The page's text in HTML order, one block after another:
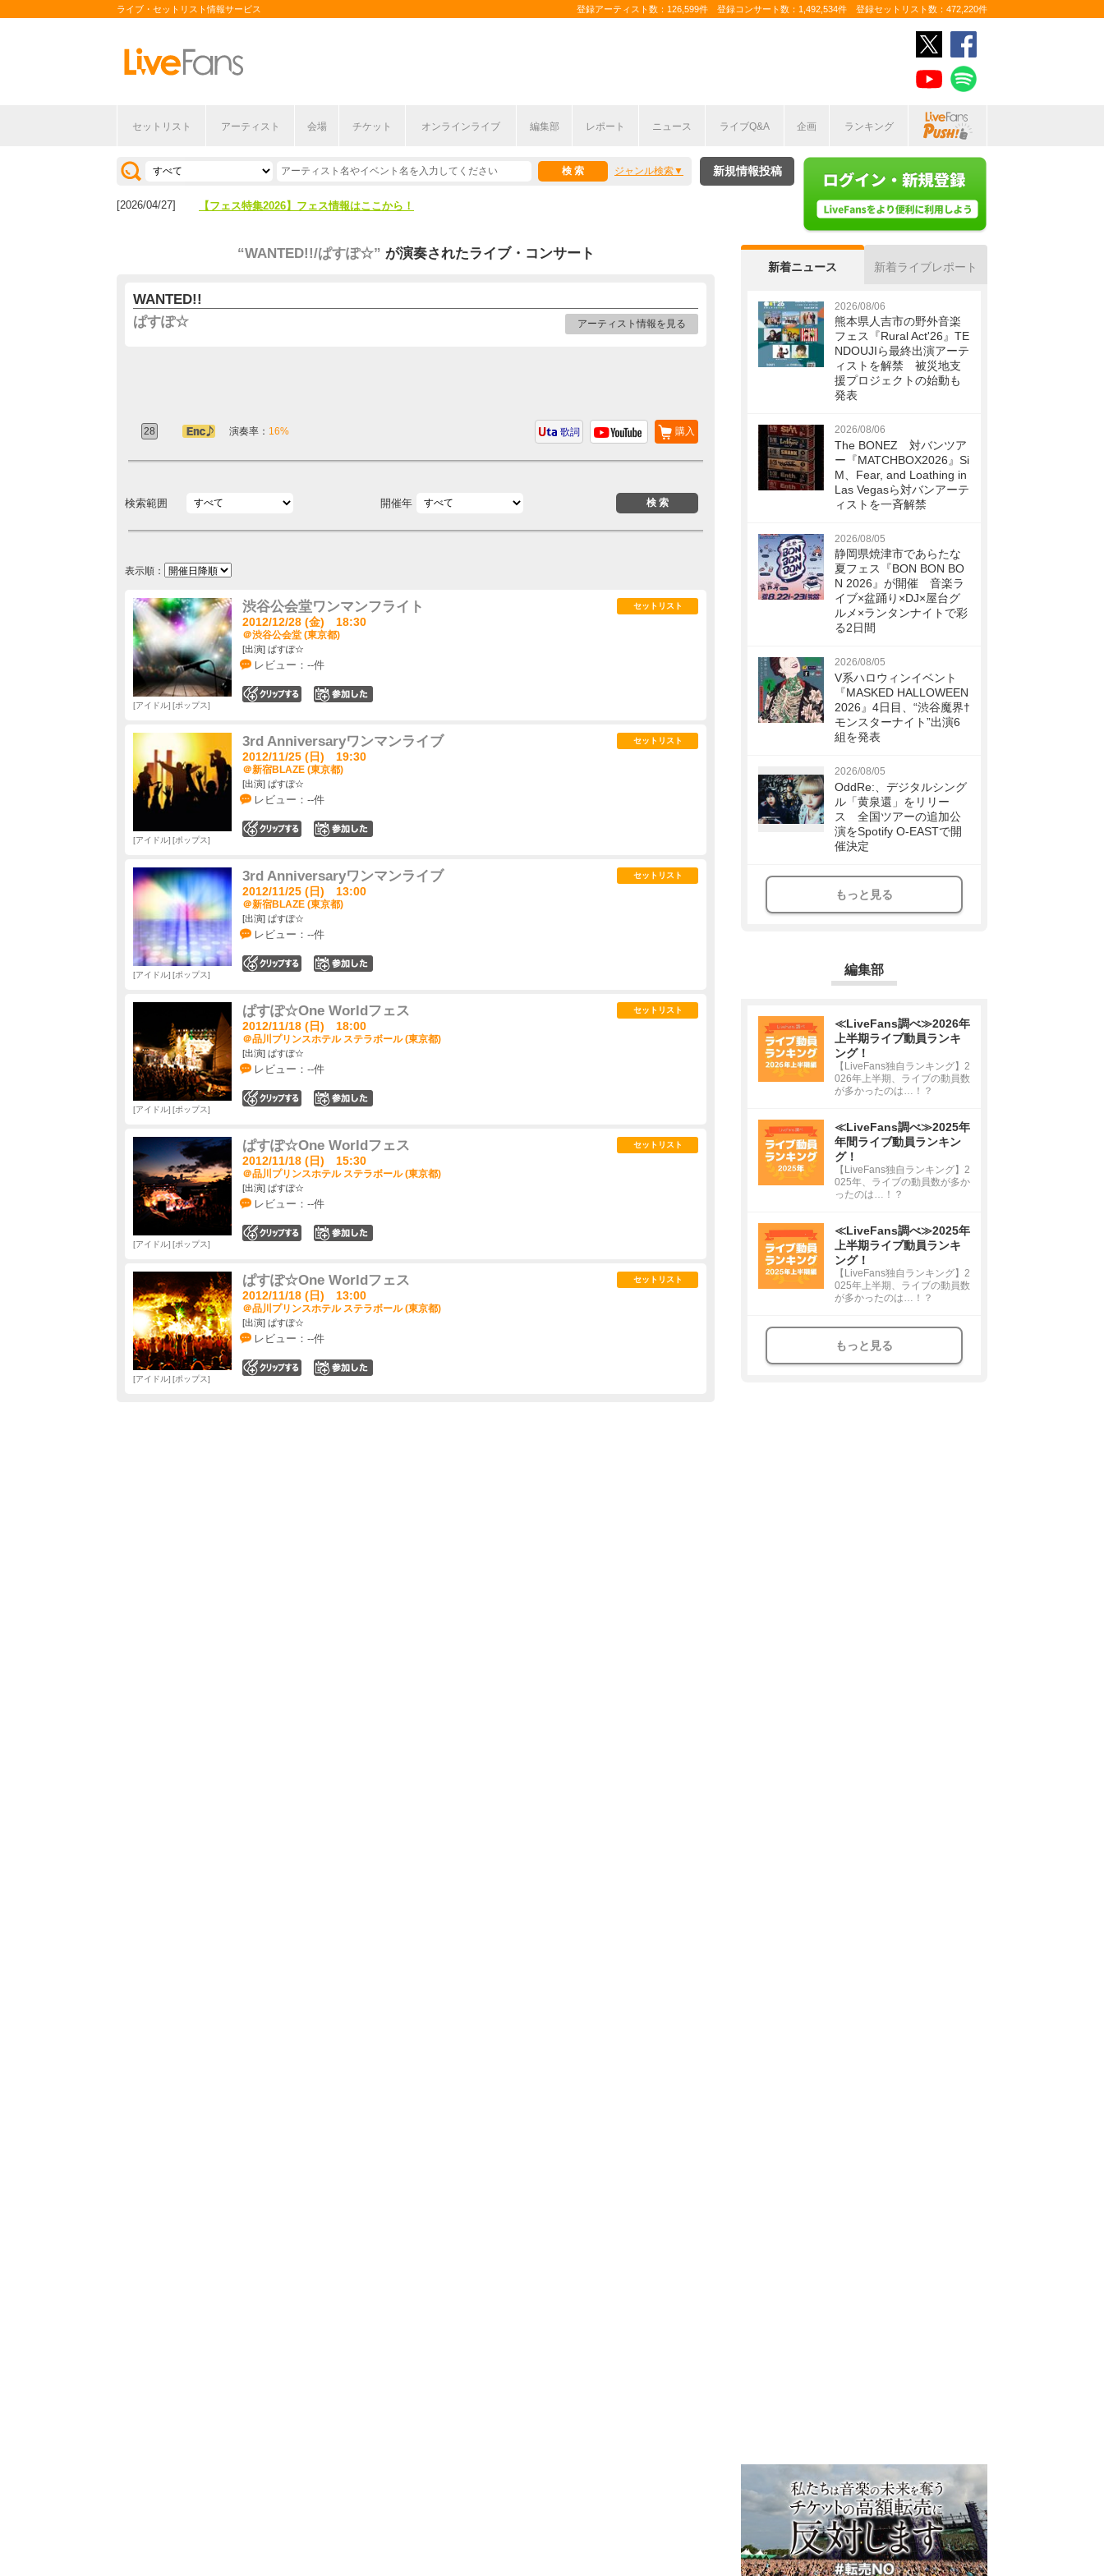
ライブ・セットリスト情報サービス 登録アーティスト数：126,599件 登録コンサート数：1,492,534件 登録セットリスト数：472,220件
セットリスト アーティスト 会場 チケット オンラインライブ 編集部 レポート ニュース ライブQ&A 企画 ランキング
ジャンル検索
[2026/07/28] 【ライブ動員ランキング】2026年上半期編発表！
[2026/04/27] 【フェス特集2026】フェス情報はここから！
新規情報投稿
“WANTED!!/ぱすぽ☆” が演奏されたライブ・コンサート
WANTED!!
ぱすぽ☆
アーティスト情報を見る
28 アンコール定番
演奏率： 16% 購入
歌詞
検索範囲 開催年
表示順：
渋谷公会堂ワンマンフライト
2012/12/28 (金) 18:30
＠渋谷公会堂 (東京都)
[出演] ぱすぽ☆
レビュー：--件
セットリスト
アイドル ポップス
3rd Anniversaryワンマンライブ
2012/11/25 (日) 19:30
＠新宿BLAZE (東京都)
[出演] ぱすぽ☆
レビュー：--件
セットリスト
アイドル ポップス
3rd Anniversaryワンマンライブ
2012/11/25 (日) 13:00
＠新宿BLAZE (東京都)
[出演] ぱすぽ☆
レビュー：--件
セットリスト
アイドル ポップス
ぱすぽ☆One Worldフェス
2012/11/18 (日) 18:00
＠品川プリンスホテル ステラボール (東京都)
[出演] ぱすぽ☆
レビュー：--件
セットリスト
アイドル ポップス
ぱすぽ☆One Worldフェス
2012/11/18 (日) 15:30
＠品川プリンスホテル ステラボール (東京都)
[出演] ぱすぽ☆
レビュー：--件
セットリスト
アイドル ポップス
ぱすぽ☆One Worldフェス
2012/11/18 (日) 13:00
＠品川プリンスホテル ステラボール (東京都)
[出演] ぱすぽ☆
レビュー：--件
セットリスト
アイドル ポップス
新着ニュース 新着ライブレポート
2026/08/06
熊本県人吉市の野外音楽
フェス『Rural Act'26』TE
NDOUJIら最終出演アーテ
ィストを解禁 被災地支
援プロジェクトの始動も
発表
2026/08/06
The BONEZ 対バンツア
ー『MATCHBOX2026』Si
M、Fear, and Loathing in
Las Vegasら対バンアーテ
ィストを一斉解禁
2026/08/05
静岡県焼津市であらたな
夏フェス『BON BON BO
N 2026』が開催 音楽ラ
イブ×盆踊り×DJ×屋台グ
ルメ×ランタンナイトで彩
る2日間
2026/08/05
V系ハロウィンイベント
『MASKED HALLOWEEN
2026』4日目、“渋谷魔界†
モンスターナイト”出演6
組を発表
2026/08/05
OddRe:、デジタルシング
ル「黄泉還」をリリー
ス 全国ツアーの追加公
演をSpotify O-EASTで開
催決定
もっと見る
編集部
≪LiveFans調べ≫2026年
上半期ライブ動員ランキ
ング！
【LiveFans独自ランキング】2
026年上半期、ライブの動員数
が多かったのは…！？
≪LiveFans調べ≫2025年
年間ライブ動員ランキン
グ！
【LiveFans独自ランキング】2
025年、ライブの動員数が多か
ったのは…！？
≪LiveFans調べ≫2025年
上半期ライブ動員ランキ
ング！
【LiveFans独自ランキング】2
025年上半期、ライブの動員数
が多かったのは…！？
もっと見る